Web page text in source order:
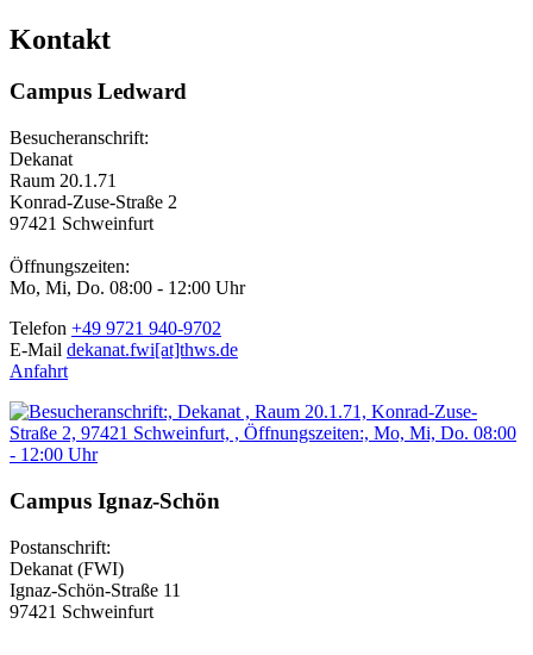
Kontakt
Campus Ledward
Besucheranschrift:
Dekanat
Raum 20.1.71
Konrad-Zuse-Straße 2
97421 Schweinfurt
Öffnungszeiten:
Mo, Mi, Do. 08:00 - 12:00 Uhr
Telefon +49 9721 940-9702
E-Mail dekanat.fwi[at]thws.de
Anfahrt
Campus Ignaz-Schön
Postanschrift:
Dekanat (FWI)
Ignaz-Schön-Straße 11
97421 Schweinfurt